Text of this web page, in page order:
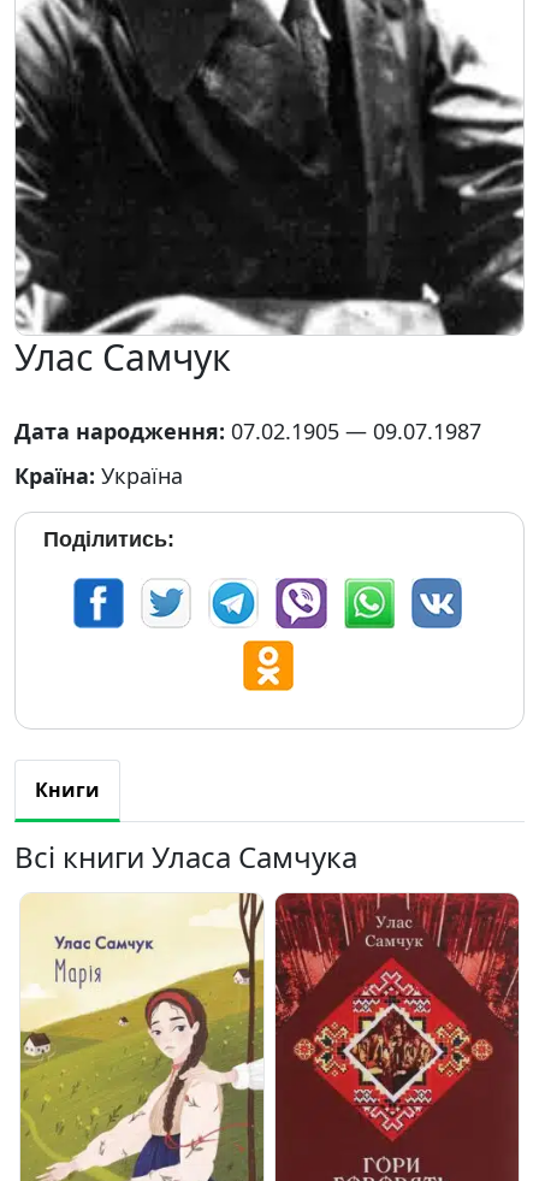
Улас Самчук
Дата народження: 07.02.1905 — 09.07.1987
Країна: Україна
Поділитись:
Книги
Всі книги Уласа Самчука